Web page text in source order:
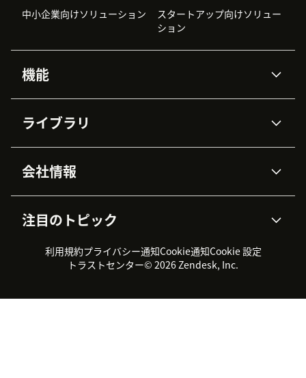
中小企業向けソリューション
スタートアップ向けソリュー
ション
機能
Zendesk AI
高度なデータプライバシーと
データ保護
ナレッジベース
ワークフォースマネジメント
カスタマーポータル
ライブラリ
APIと開発者向け情報
AI研究
イベント情報
導入事例
トライアル体験とFAQ
会社情報
採用情報
インクルージョン＆ビロンギ
サステナビリティレポート
Zendesk Foundation
注目のトピック
CX Trends 2026
製品のアップデート情報
カスタマーサポートツール
ヘルプデスク向けチケット管
利用規約プライバシー通知Cookie通知Cookie 設定
トラストセンター© 2026 Zendesk, Inc.